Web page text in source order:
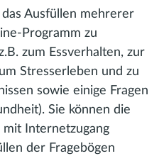
Ausfüllen mehrerer
Programm zu
zum Essverhalten, zur
Stresserleben und zu
sowie einige Fragen
Sie können die
mit Internetzugang
der Fragebögen